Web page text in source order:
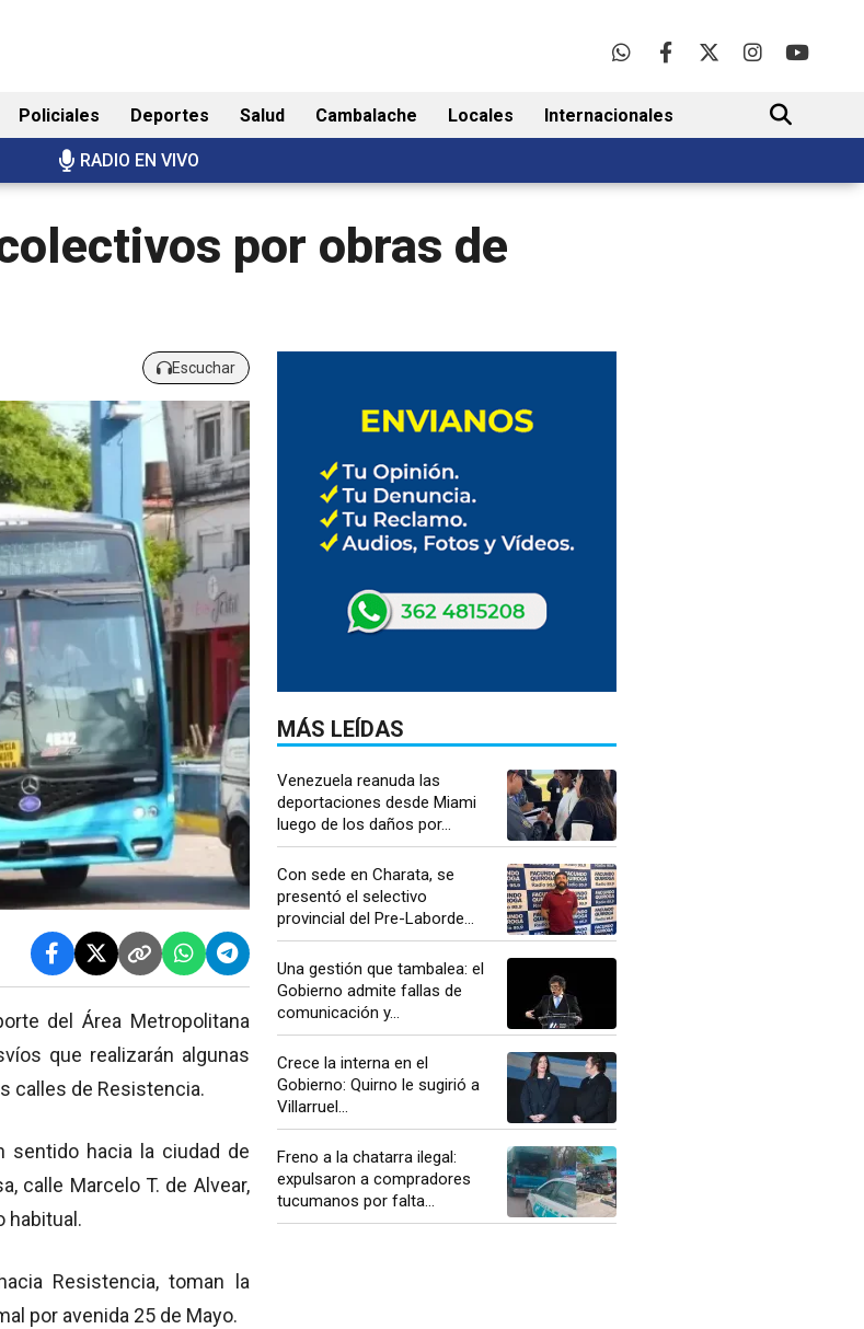
Policiales Deportes Salud Cambalache Locales Internacionales
RADIO EN VIVO
BUSCAR
por obras de
Escuchar
del Área Metropolitana
que realizarán algunas
calles de Resistencia.
sentido hacia la ciudad de
calle Marcelo T. de Alvear,
habitual.
Resistencia, toman la
por avenida 25 de Mayo.
MÁS LEÍDAS
Venezuela reanuda las
deportaciones desde Miami
luego de los daños por...
Con sede en Charata, se
presentó el selectivo
provincial del Pre-Laborde...
Una gestión que tambalea: el
Gobierno admite fallas de
comunicación y...
Crece la interna en el
Gobierno: Quirno le sugirió a
Villarruel...
Freno a la chatarra ilegal:
expulsaron a compradores
tucumanos por falta...